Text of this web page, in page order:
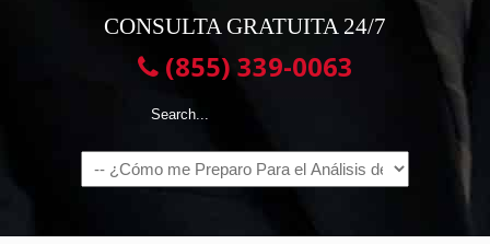
CONSULTA GRATUITA 24/7
(855) 339-0063
Navigation